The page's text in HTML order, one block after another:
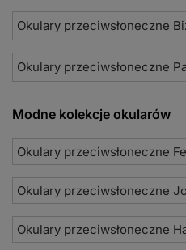
Okulary przeciwsłoneczne
Okulary przeciwsłoneczne
Modne kolekcje okularów
Okulary przeciwsłoneczne
Okulary przeciwsłoneczne
Okulary przeciwsłoneczne